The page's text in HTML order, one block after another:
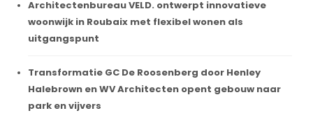
Architectenbureau VELD. ontwerpt innovatieve
woonwijk in Roubaix met flexibel wonen als
uitgangspunt
Transformatie GC De Roosenberg door Henley
Halebrown en WV Architecten opent gebouw naar
park en vijvers